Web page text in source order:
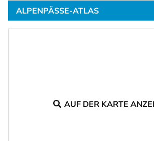
ALPENPÄSSE-ATLAS
AUF DER KARTE